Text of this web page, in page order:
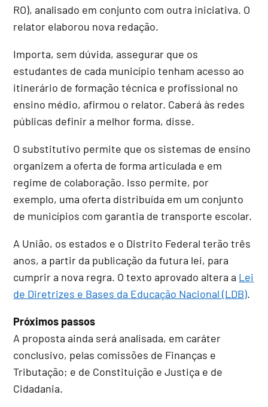
RO), analisado em conjunto com outra iniciativa. O
relator elaborou nova redação.
Importa, sem dúvida, assegurar que os
estudantes de cada município tenham acesso ao
itinerário de formação técnica e profissional no
ensino médio, afirmou o relator. Caberá às redes
públicas definir a melhor forma, disse.
O substitutivo permite que os sistemas de ensino
organizem a oferta de forma articulada e em
regime de colaboração. Isso permite, por
exemplo, uma oferta distribuída em um conjunto
de municípios com garantia de transporte escolar.
A União, os estados e o Distrito Federal terão três
anos, a partir da publicação da futura lei, para
cumprir a nova regra. O texto aprovado altera a Lei
de Diretrizes e Bases da Educação Nacional (LDB).
Próximos passos
A proposta ainda será analisada, em caráter
conclusivo, pelas comissões de Finanças e
Tributação; e de Constituição e Justiça e de
Cidadania.